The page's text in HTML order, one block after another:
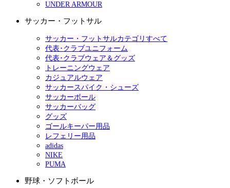
UNDER ARMOUR
サッカー・フットサル
サッカー・フットサルカテゴリすべて
代表･クラブユニフォーム
代表･クラブウェア＆グッズ
トレーニングウェア
カジュアルウェア
サッカースパイク・シューズ
サッカーボール
サッカーバッグ
グッズ
ゴールキーパー用品
レフェリー用品
adidas
NIKE
PUMA
野球・ソフトボール